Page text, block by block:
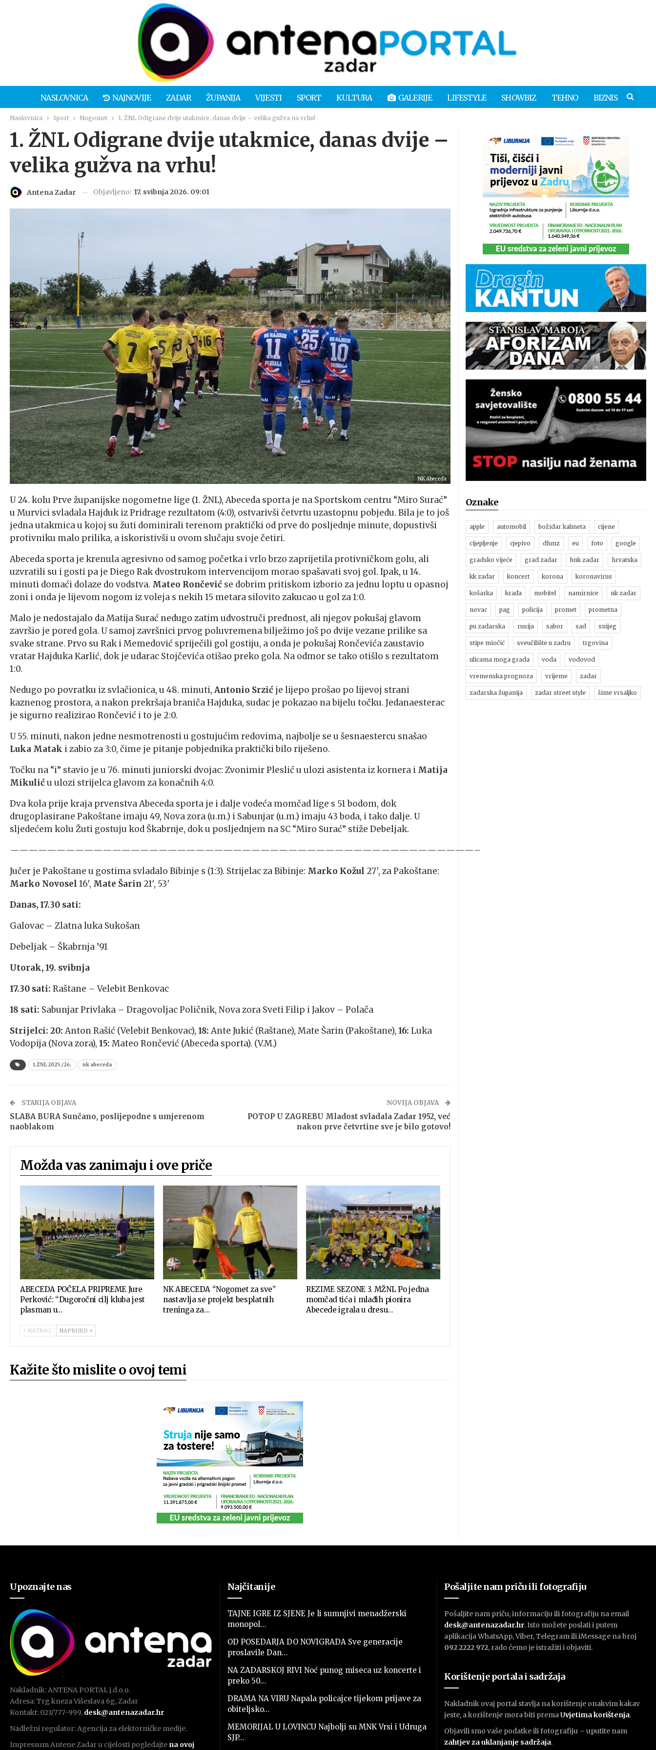
NASLOVNICA NAJNOVIJE ZADAR ŽUPANIJA VIJESTI SPORT KULTURA GALERIJE LIFESTYLE SHOWBIZ TEHNO BIZNIS
Naslovnica Sport Nogomet 1. ŽNL Odigrane dvije utakmice, danas dvije – velika gužva na vrhu!
1. ŽNL Odigrane dvije utakmice, danas dvije –
velika gužva na vrhu!
Antena Zadar Objavljeno: 17. svibnja 2026. 09:01
NK Abeceda
U 24. kolu Prve županijske nogometne lige (1. ŽNL), Abeceda sporta je na Sportskom centru “Miro Surać”
u Murvici svladala Hajduk iz Pridrage rezultatom (4:0), ostvarivši četvrtu uzastopnu pobjedu. Bila je to još
jedna utakmica u kojoj su žuti dominirali terenom praktički od prve do posljednje minute, dopustivši
protivniku malo prilika, a iskoristivši u ovom slučaju svoje četiri.
Abeceda sporta je krenula agresivno od samog početka i vrlo brzo zaprijetila protivničkom golu, ali
uzvratili su i gosti pa je Diego Rak dvostrukom intervencijom morao spašavati svoj gol. Ipak, u 14.
minuti domaći dolaze do vodstva. Mateo Rončević se dobrim pritiskom izborio za jednu loptu u opasnoj
zoni i onda je lijevom nogom iz voleja s nekih 15 metara silovito zakucao u gol za 1:0.
Malo je nedostajalo da Matija Surać nedugo zatim udvostruči prednost, ali njegov pokušaj glavom
završio je pored gola. U samoj završnici prvog poluvremena bilježimo još po dvije vezane prilike sa
svake strane. Prvo su Rak i Memedović spriječili gol gostiju, a onda je pokušaj Rončevića zaustavio
vratar Hajduka Karlić, dok je udarac Stojčevića otišao preko gola. Na odmor se tako otišlo s rezultatom
1:0.
Nedugo po povratku iz svlačionica, u 48. minuti, Antonio Srzić je lijepo prošao po lijevoj strani
kaznenog prostora, a nakon prekršaja braniča Hajduka, sudac je pokazao na bijelu točku. Jedanaesterac
je sigurno realizirao Rončević i to je 2:0.
U 55. minuti, nakon jedne nesmotrenosti u gostujućim redovima, najbolje se u šesnaestercu snašao
Luka Matak i zabio za 3:0, čime je pitanje pobjednika praktički bilo riješeno.
Točku na “i” stavio je u 76. minuti juniorski dvojac: Zvonimir Pleslić u ulozi asistenta iz kornera i Matija
Mikuliću ulozi strijelca glavom za konačnih 4:0.
Dva kola prije kraja prvenstva Abeceda sporta je i dalje vodeća momčad lige s 51 bodom, dok
drugoplasirane Pakoštane imaju 49, Nova zora (u.m.) i Sabunjar (u.m.) imaju 43 boda, i tako dalje. U
sljedećem kolu Žuti gostuju kod Škabrnje, dok u posljednjem na SC “Miro Surać” stiže Debeljak.
——————————————————————————————————————————————————–
Jučer je Pakoštane u gostima svladalo Bibinje s (1:3). Strijelac za Bibinje: Marko Kožul 27′, za Pakoštane:
Marko Novosel 16′, Mate Šarin 21′, 53′
Danas, 17.30 sati:
Galovac – Zlatna luka Sukošan
Debeljak – Škabrnja ’91
Utorak, 19. svibnja
17.30 sati: Raštane – Velebit Benkovac
18 sati: Sabunjar Privlaka – Dragovoljac Poličnik, Nova zora Sveti Filip i Jakov – Polača
Strijelci: 20: Anton Rašić (Velebit Benkovac), 18: Ante Jukić (Raštane), Mate Šarin (Pakoštane), 16: Luka
Vodopija (Nova zora), 15: Mateo Rončević (Abeceda sporta). (V.M.)
1.ŽNL 2025./26. nk abeceda
STARIJA OBJAVA
SLABA BURA Sunčano, poslijepodne s umjerenom
naoblakom
NOVIJA OBJAVA
POTOP U ZAGREBU Mladost svladala Zadar 1952, već
nakon prve četvrtine sve je bilo gotovo!
Možda vas zanimaju i ove priče
ABECEDA POČELA PRIPREME Jure
Perković: “Dugoročni cilj kluba jest
plasman u…
NK ABECEDA “Nogomet za sve”
nastavlja se projekt besplatnih
treninga za…
REZIME SEZONE 3. MŽNL Po jedna
momčad tića i mlađih pionira
Abecede igrala u dresu…
NATRAG NAPRIJED
Kažite što mislite o ovoj temi
Oznake
apple automobil božidar kalmeta cijene
cijepljenje cjepivo dhmz eu foto google
gradsko vijeće grad zadar hnk zadar hrvatska
kk zadar koncert korona koronavirus
košarka krađa mobitel namirnice nk zadar
novac pag policija promet prometna
pu zadarska rusija sabor sad snijeg
stipe miočić sveučilište u zadru trgovina
ulicama moga grada voda vodovod
vremenska prognoza vrijeme zadar
zadarska županija zadar street style šime vrsaljko
Upoznajte nas
Nakladnik: ANTENA PORTAL j.d.o.o.
Adresa: Trg kneza Višeslava 6g, Zadar
Kontakt: 023/777-999, desk@antenazadar.hr
Nadležni regulator: Agencija za elektorničke medije.
Impressum Antene Zadar u cijelosti pogledajte na ovoj
Najčitanije
TAJNE IGRE IZ SJENE Je li sumnjivi menadžerski
monopol…
OD POSEDARJA DO NOVIGRADA Sve generacije
proslavile Dan…
NA ZADARSKOJ RIVI Noć punog miseca uz koncerte i
preko 50…
DRAMA NA VIRU Napala policajce tijekom prijave za
obiteljsko…
MEMORIJAL U LOVINCU Najbolji su MNK Vrsi i Udruga
SJP…
Pošaljite nam priču ili fotografiju
Pošaljite nam priču, informaciju ili fotografiju na email
desk@antenazadar.hr. Isto možete poslati i putem
aplikacija WhatsApp, Viber, Telegram ili iMessage na broj
092 2222 972, rado ćemo je istražiti i objaviti.
Korištenje portala i sadržaja
Nakladnik ovaj portal stavlja na korištenje onakvim kakav
jeste, a korištenje mora biti premaUvjetima korištenja.
Objavili smo vaše podatke ili fotografiju – uputite nam
zahtjev za uklanjanje sadržaja.